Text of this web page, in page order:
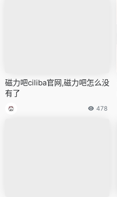
磁力吧ciliba官网,磁力吧怎么没
有了
478